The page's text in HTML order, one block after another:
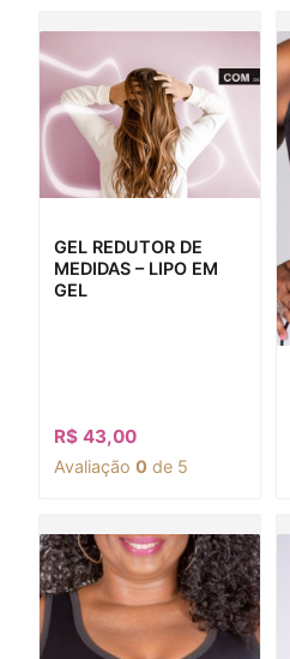
GEL REDUTOR DE
MEDIDAS – LIPO EM
GEL
R$ 43,00
Avaliação 0 de 5